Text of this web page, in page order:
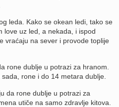
leda. Kako se okean ledi, tako se
love uz led, a nekada, i ispod
vraćaju na sever i provode toplije
rone dublje u potrazi za hranom.
rone i do 14 metara dublje.
da rone dublje u potrazi za
utiče na samo zdravlje kitova.